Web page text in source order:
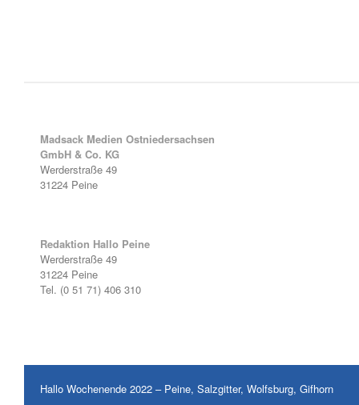
Madsack Medien Ostniedersachsen
GmbH & Co. KG
Werderstraße 49
31224 Peine
Redaktion Hallo Peine
Werderstraße 49
31224 Peine
Tel. (0 51 71) 406 310
Hallo Wochenende 2022 – Peine, Salzgitter, Wolfsburg, Gifhorn